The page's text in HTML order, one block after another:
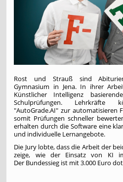
Rost und Strauß sind
Gymnasium in Jena. In ihrer
Künstlicher Intelligenz
Schulprüfungen. Lehrkräfte
"AutoGrade.AI" zur automatisieren
somit Prüfungen schneller
erhalten durch die Software eine
und individuelle Lernangebote.
Die Jury lobte, dass die Arbeit der
zeige, wie der Einsatz von KI
Der Bundessieg ist mit 3.000 Euro